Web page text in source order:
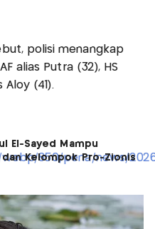
polisi menangkap
alias Putra (32), HS
Aloy (41).
El-Sayed Mampu
dan Kelompok Pro-Zionis